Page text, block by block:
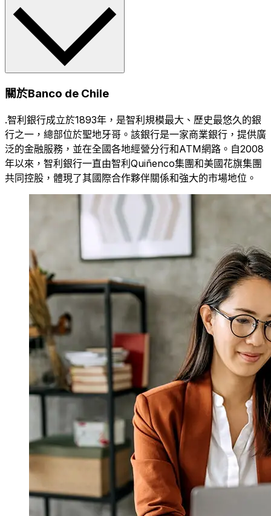
關於Banco de Chile
.智利銀行成立於1893年，是智利規模最大、歷史最悠久的銀
行之一，總部位於聖地牙哥。該銀行是一家商業銀行，提供廣
泛的金融服務，並在全國各地經營分行和ATM網路。自2008
年以來，智利銀行一直由智利Quiñenco集團和美國花旗集團
共同控股，體現了其國際合作夥伴關係和強大的市場地位。